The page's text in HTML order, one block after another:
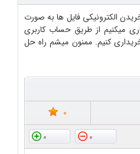
الکترونیکی فایل ها به صورت
میکنیم از طریق حساب کاربری
کنیم. ممنون میشم راه حل
0
0
0